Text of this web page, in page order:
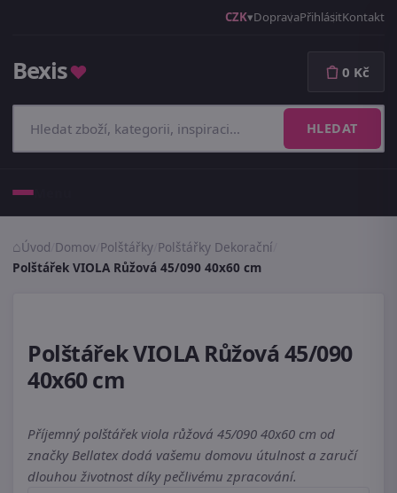
CZK DopravaPřihlásitKontakt
Bexis♥
HLEDAT
0 Kč
Úvod Domov Polštářky Polštářky Dekorační
Polštářek VIOLA Růžová 45/090 40x60 cm
Polštářek VIOLA Růžová 45/090
40x60 cm
Příjemný polštářek viola růžová 45/090 40x60 cm od
značky Bellatex dodá vašemu domovu útulnost a zaručí
dlouhou životnost díky pečlivému zpracování.